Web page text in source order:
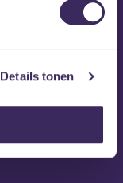
Details tonen